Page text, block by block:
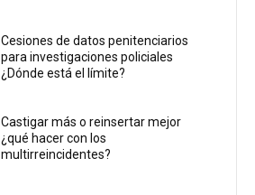
Cesiones de datos penitenciarios
para investigaciones policiales
¿Dónde está el límite?
Castigar más o reinsertar mejor
¿qué hacer con los
multirreincidentes?